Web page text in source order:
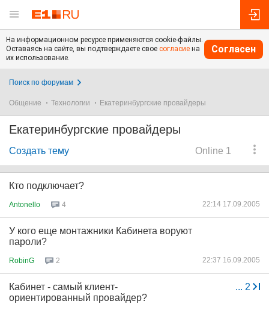
На информационном ресурсе применяются cookie-файлы.
Оставаясь на сайте, вы подтверждаете свое согласие на
их использование.
Согласен
Поиск по форумам
Общение Технологии Екатеринбургские провайдеры
Екатеринбургские провайдеры
Online 1
Создать тему
Кто подключает?
Antonello 4 22:14 17.09.2005
У кого еще монтажники Кабинета воруют
пароли?
RobinG 2 22:37 16.09.2005
... 2
Кабинет - самый клиент-
ориентированный провайдер?